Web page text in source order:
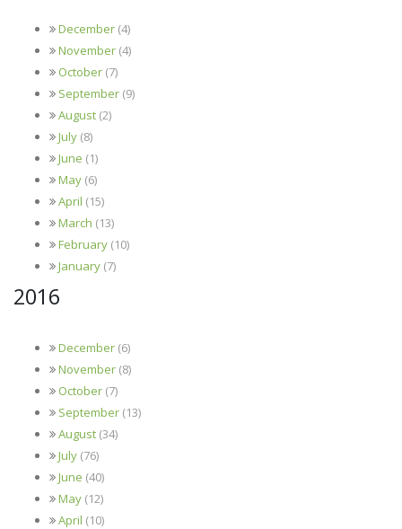
December (4)
November (4)
October (7)
September (9)
August (2)
July (8)
June (1)
May (6)
April (15)
March (13)
February (10)
January (7)
2016
December (6)
November (8)
October (7)
September (13)
August (34)
July (76)
June (40)
May (12)
April (10)